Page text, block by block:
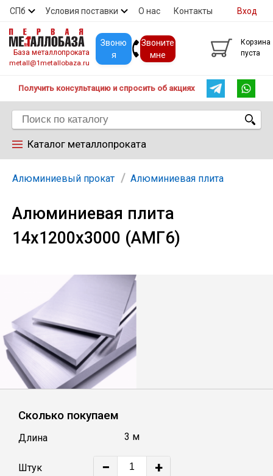
СПб Условия поставки О нас Контакты
Скидки Прайс Покупателям
Вход
База металлопроката
metall@1metallobaza.ru
Звоню
я
Звоните
мне
Корзина
пуста
Получить консультацию и спросить об акциях
Каталог металлопроката
Арматура
Труба профильная
Лист
Уголок
Балка
Алюминиевый прокат Алюминиевая плита
Алюминиевая плита
14х1200х3000 (АМГ6)
Сколько покупаем
Длина 3 м
Штук − +